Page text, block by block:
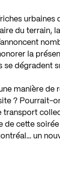
urbaines
du terrain,
la
se dégradent
manière de
? Pourrait-
transport
de cette
un